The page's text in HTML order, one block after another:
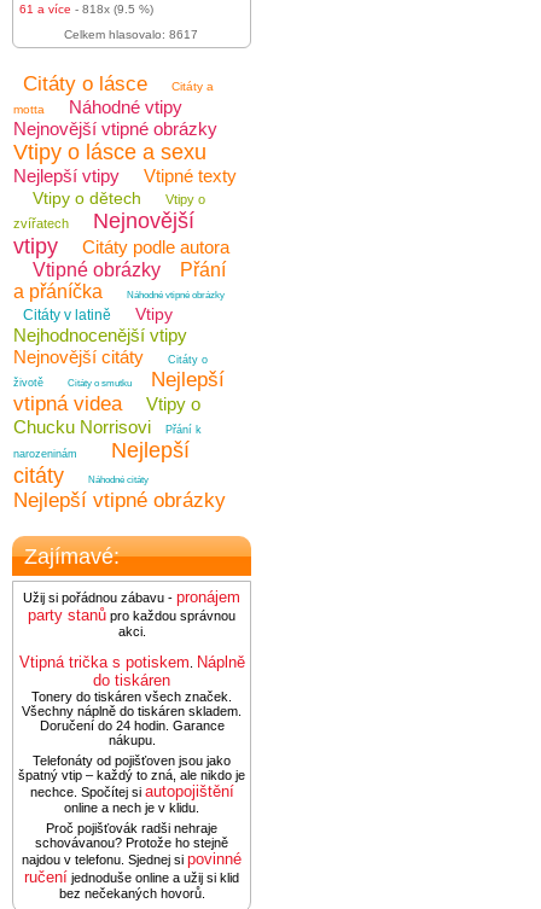
61 a více - 818x (9.5 %)
Celkem hlasovalo: 8617
Citáty o lásce
Citáty a
motta
Náhodné vtipy
Nejnovější vtipné obrázky
Vtipy o lásce a sexu
Nejlepší vtipy Vtipné texty
Vtipy o dětech
Vtipy o
zvířatech
Nejnovější
vtipy
Citáty podle autora
Vtipné obrázky
Přání
a přáníčka
Náhodné vtipné obrázky
Citáty v latině Vtipy
Nejhodnocenější vtipy
Nejnovější citáty
Citáty o
životě
Citáty o smutku
Nejlepší
vtipná videa
Vtipy o
Chucku Norrisovi
Přání k
narozeninám
Nejlepší
citáty
Náhodné citáty
Nejlepší vtipné obrázky
Zajímavé:
Užij si pořádnou zábavu - pronájem
party stanů pro každou správnou
akci.
Vtipná trička s potiskem Náplně
do tiskáren
Tonery do tiskáren všech značek.
Všechny náplně do tiskáren skladem.
Doručení do 24 hodin. Garance
nákupu.
Telefonáty od pojišťoven jsou jako
špatný vtip – každý to zná, ale nikdo je
nechce. Spočítej si autopojištění
online a nech je v klidu.
Proč pojišťovák radši nehraje
schovávanou? Protože ho stejně
najdou v telefonu. Sjednej si povinné
ručení jednoduše online a užij si klid
bez nečekaných hovorů.